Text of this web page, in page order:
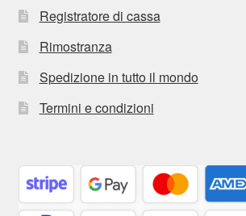
Registratore di cassa
Rimostranza
Spedizione in tutto il mondo
Termini e condizioni